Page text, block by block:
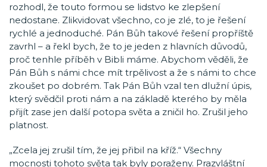
rozhodl, že touto formou se lidstvo ke zlepšení
nedostane. Zlikvidovat všechno, co je zlé, to je řešení
rychlé a jednoduché. Pán Bůh takové řešení propříště
zavrhl – a řekl bych, že to je jeden z hlavních důvodů,
proč tenhle příběh v Bibli máme. Abychom věděli, že
Pán Bůh s námi chce mít trpělivost a že s námi to chce
zkoušet po dobrém. Tak Pán Bůh vzal ten dlužní úpis,
který svědčil proti nám a na základě kterého by měla
přijít zase jen další potopa světa a zničil ho. Zrušil jeho
platnost.
„Zcela jej zrušil tím, že jej přibil na kříž.“ Všechny
mocnosti tohoto světa tak byly poraženy. Prazvláštní